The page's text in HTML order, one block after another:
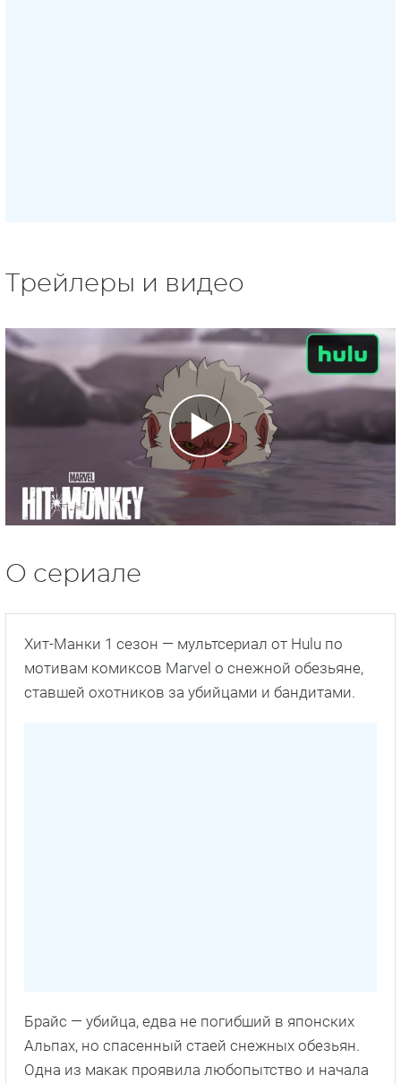
Трейлеры и видео
О сериале
Хит-Манки 1 сезон — мультсериал от Hulu по
мотивам комиксов Marvel о снежной обезьяне,
ставшей охотников за убийцами и бандитами.
Брайс — убийца, едва не погибший в японских
Альпах, но спасенный стаей снежных обезьян.
Одна из макак проявила любопытство и начала